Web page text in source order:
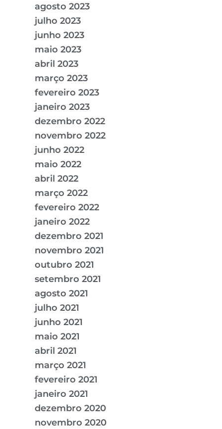
agosto 2023
julho 2023
junho 2023
maio 2023
abril 2023
março 2023
fevereiro 2023
janeiro 2023
dezembro 2022
novembro 2022
junho 2022
maio 2022
abril 2022
março 2022
fevereiro 2022
janeiro 2022
dezembro 2021
novembro 2021
outubro 2021
setembro 2021
agosto 2021
julho 2021
junho 2021
maio 2021
abril 2021
março 2021
fevereiro 2021
janeiro 2021
dezembro 2020
novembro 2020